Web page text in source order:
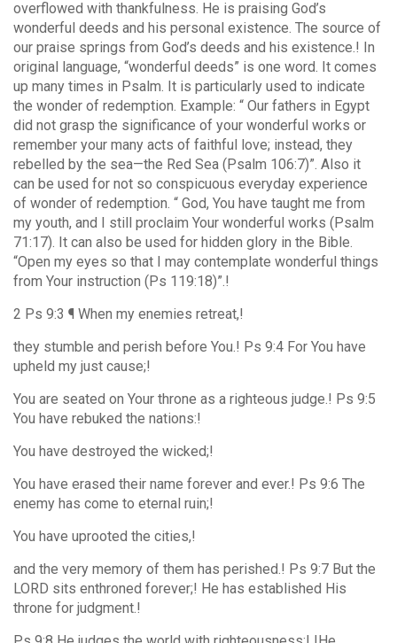
overflowed with thankfulness. He is praising God’s
wonderful deeds and his personal existence. The source of
our praise springs from God’s deeds and his existence.! In
original language, “wonderful deeds” is one word. It comes
up many times in Psalm. It is particularly used to indicate
the wonder of redemption. Example: “ Our fathers in Egypt
did not grasp the significance of your wonderful works or
remember your many acts of faithful love; instead, they
rebelled by the sea—the Red Sea (Psalm 106:7)”. Also it
can be used for not so conspicuous everyday experience
of wonder of redemption. “ God, You have taught me from
my youth, and I still proclaim Your wonderful works (Psalm
71:17). It can also be used for hidden glory in the Bible.
“Open my eyes so that I may contemplate wonderful things
from Your instruction (Ps 119:18)”.!
2 Ps 9:3 ¶ When my enemies retreat,!
they stumble and perish before You.! Ps 9:4 For You have
upheld my just cause;!
You are seated on Your throne as a righteous judge.! Ps 9:5
You have rebuked the nations:!
You have destroyed the wicked;!
You have erased their name forever and ever.! Ps 9:6 The
enemy has come to eternal ruin;!
You have uprooted the cities,!
and the very memory of them has perished.! Ps 9:7 But the
LORD sits enthroned forever;! He has established His
throne for judgment.!